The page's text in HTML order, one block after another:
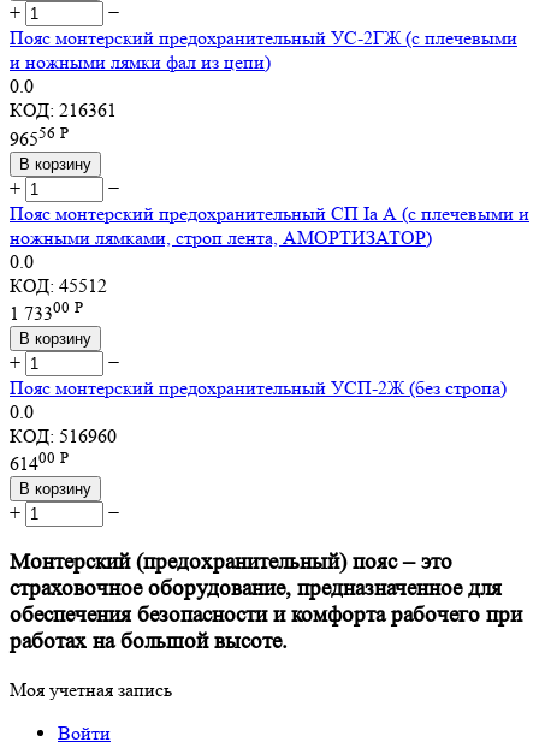
+
−
Пояс монтерский предохранительный УС-2ГЖ (с плечевыми
и ножными лямки фал из цепи)
0.0
КОД: 216361
96556 Р
В корзину
+
−
Пояс монтерский предохранительный СП Ia А (с плечевыми и
ножными лямками, строп лента, АМОРТИЗАТОР)
0.0
КОД: 45512
1 73300 Р
В корзину
+
−
Пояс монтерский предохранительный УСП-2Ж (без стропа)
0.0
КОД: 516960
61400 Р
В корзину
+ −
Монтерский (предохранительный) пояс – это
страховочное оборудование, предназначенное для
обеспечения безопасности и комфорта рабочего при
работах на большой высоте.
Моя учетная запись
Войти